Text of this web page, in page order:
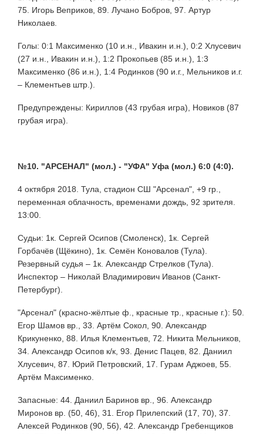
75. Игорь Веприков, 89. Лучано Бобров, 97. Артур
Николаев.
Голы: 0:1 Максименко (10 и.н., Ивакин и.н.), 0:2 Хлусевич
(27 и.н., Ивакин и.н.), 1:2 Прокопьев (85 и.н.), 1:3
Максименко (86 и.н.), 1:4 Родинков (90 и.г., Мельников и.г.
– Клементьев штр.).
Предупреждены: Кириллов (43 грубая игра), Новиков (87
грубая игра).
№10. "АРСЕНАЛ" (мол.) - "УФА" Уфа (мол.) 6:0 (4:0).
4 октября 2018. Тула, стадион СШ "Арсенал", +9 гр.,
переменная облачность, временами дождь, 92 зрителя.
13:00.
Судьи: 1к. Сергей Осипов (Смоленск), 1к. Сергей
Горбачёв (Щёкино), 1к. Семён Коновалов (Тула).
Резервный судья – 1к. Александр Стрелков (Тула).
Инспектор – Николай Владимирович Иванов (Санкт-
Петербург).
"Арсенал" (красно-жёлтые ф., красные тр., красные г.): 50.
Егор Шамов вр., 33. Артём Сокол, 90. Александр
Крикуненко, 88. Илья Клементьев, 72. Никита Мельников,
34. Александр Осипов к/к, 93. Денис Пацев, 82. Даниил
Хлусевич, 87. Юрий Петровский, 17. Гурам Аджоев, 55.
Артём Максименко.
Запасные: 44. Даниил Баринов вр., 96. Александр
Миронов вр. (50, 46), 31. Егор Прилепский (17, 70), 37.
Алексей Родинков (90, 56), 42. Александр Гребенщиков